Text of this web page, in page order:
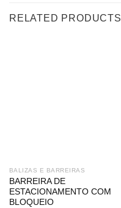
RELATED PRODUCTS
BALIZAS E BARREIRAS
BARREIRA DE
ESTACIONAMENTO COM
BLOQUEIO